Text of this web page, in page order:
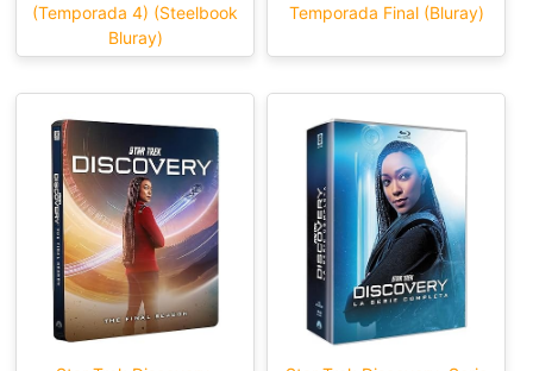
(Temporada 4) (Steelbook
Bluray)
Temporada Final (Bluray)